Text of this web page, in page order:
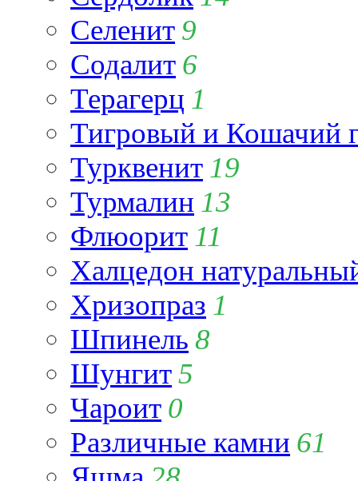
Селенит 9
Содалит 6
Терагерц 1
Тигровый и Кошачий
Турквенит 19
Турмалин 13
Флюорит 11
Халцедон
Хризопраз 1
Шпинель 8
Шунгит5
Чароит 0
Различные камни 61